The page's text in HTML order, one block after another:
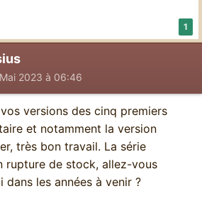
1
2023 à 06:46
versions des cinq premiers
et notamment la version
très bon travail. La série
rupture de stock, allez-vous
les années à venir ?